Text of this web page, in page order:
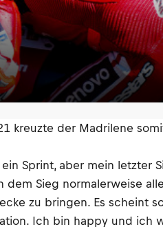
kreuzte der Madrilene
Sprint, aber mein
Sieg normalerweise
zu bringen. Es scheint
Ich bin happy und ich